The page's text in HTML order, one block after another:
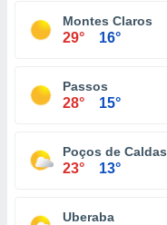
Montes Claros
29° 16°
Passos
28° 15°
Poços de Caldas
23° 13°
Uberaba